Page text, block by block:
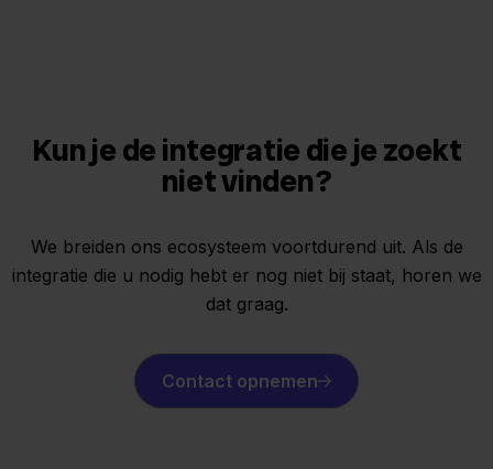
Kun je de integratie die je zoekt
niet vinden?
We breiden ons ecosysteem voortdurend uit. Als de
integratie die u nodig hebt er nog niet bij staat, horen we
dat graag.
Contact opnemen